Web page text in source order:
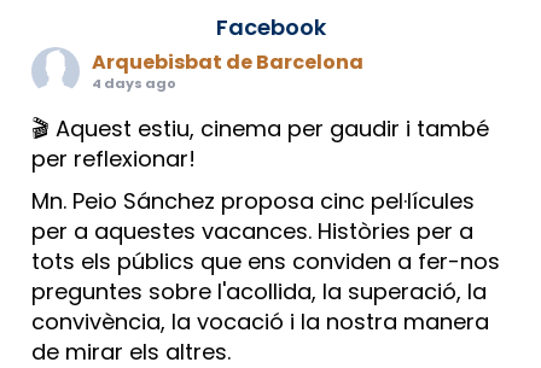
Facebook
Arquebisbat de Barcelona
4 days ago
🎬 Aquest estiu, cinema per gaudir i també
per reflexionar!
Mn. Peio Sánchez proposa cinc pel·lícules
per a aquestes vacances. Històries per a
tots els públics que ens conviden a fer-nos
preguntes sobre l'acollida, la superació, la
convivència, la vocació i la nostra manera
de mirar els altres.